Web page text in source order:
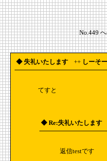
No.449
◆ 失礼いたします ++ しーそー
てすと
◆ Re:失礼いたします
返信testです